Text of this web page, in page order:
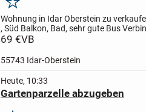
Merken
Wohnung in Idar Oberstein zu
, Süd Balkon, Bad, sehr gute Bus
direkt vom Eigentümer zu verkaufen.
69 €VB
55743 Idar-Oberstein
Heute, 10:33
Gartenparzelle abzugeben